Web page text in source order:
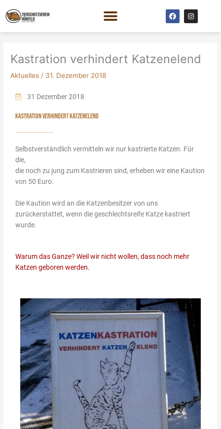
Inhalt
F
a
c
e
k
I
n
s
t
a
Kastration verhindert Katzenelend
Aktuelles / 31. Dezember 2018
31 Dezember 2018
KASTRATION VERHINDERT KATZENELEND
Selbstverständlich vermitteln wir nur kastrierte Katzen. Für
die,
die noch zu jung zum Kastrieren sind, erheben wir eine Kaution
von 50 Euro.
Die Kaution wird an die Katzenbesitzer von uns
zurückerstattet, wenn die geschlechtsreife Katze kastriert
wurde.
Warum das Ganze? Weil wir nicht wollen, dass noch mehr
Katzen geboren werden.